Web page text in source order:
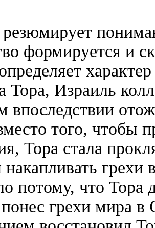
формируется и
Тора, Израиль
впоследствии
того, чтобы
Тора стала
накапливать
потому, что Тора
грехи мира